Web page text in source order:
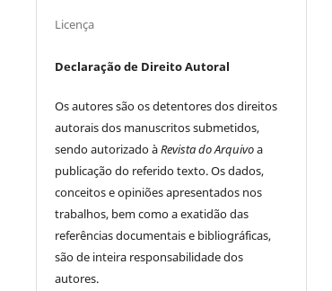
Licença
Declaração de Direito Autoral
Os autores são os detentores dos direitos
autorais dos manuscritos submetidos,
sendo autorizado àRevista do Arquivoa
publicação do referido texto. Os dados,
conceitos e opiniões apresentados nos
trabalhos, bem como a exatidão das
referências documentais e bibliográficas,
são de inteira responsabilidade dos
autores.